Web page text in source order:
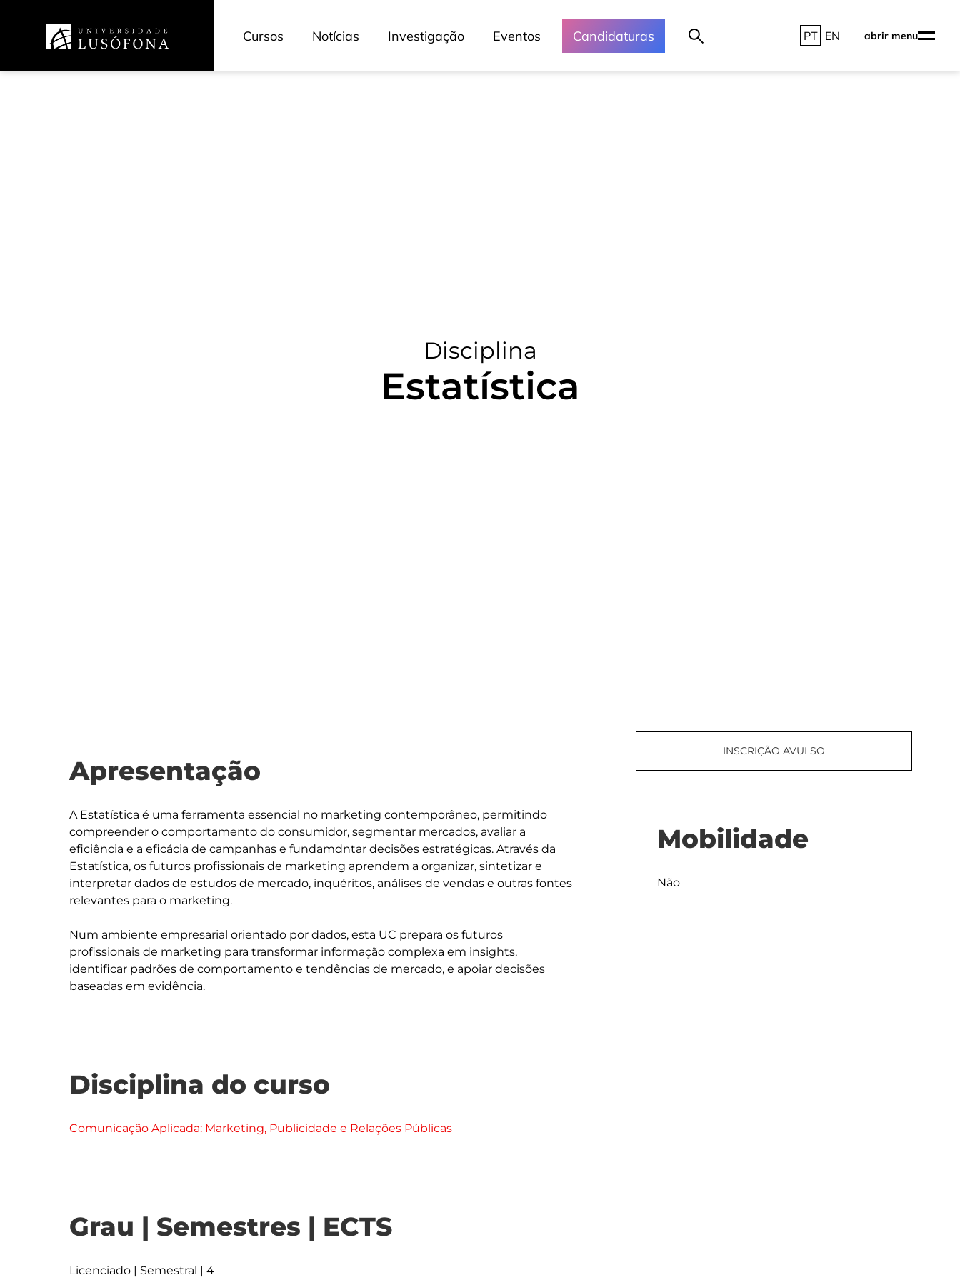
Cursos Notícias Investigação Eventos Candidaturas PT EN abrir menu
Disciplina
Estatística
Apresentação
A Estatística é uma ferramenta essencial no marketing contemporâneo, permitindo
compreender o comportamento do consumidor, segmentar mercados, avaliar a
eficiência e a eficácia de campanhas e fundamdntar decisões estratégicas. Através da
Estatística, os futuros profissionais de marketing aprendem a organizar, sintetizar e
interpretar dados de estudos de mercado, inquéritos, análises de vendas e outras fontes
relevantes para o marketing.
Num ambiente empresarial orientado por dados, esta UC prepara os futuros
profissionais de marketing para transformar informação complexa em insights,
identificar padrões de comportamento e tendências de mercado, e apoiar decisões
Disciplina do curso
Comunicação Aplicada: Marketing, Publicidade e Relações Públicas
Grau | Semestres | ECTS
Licenciado | Semestral | 4
INSCRIÇÃO AVULSO
Mobilidade
Não